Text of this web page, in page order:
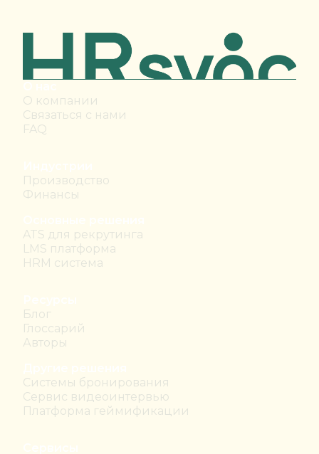
О компании
Связаться с нами
FAQ
Производство
Финансы
ATS для рекрутинга
LMS платформа
HRM система
Блог
Глоссарий
Авторы
Системы бронирования
Сервис видеоинтервью
Платформа геймификации